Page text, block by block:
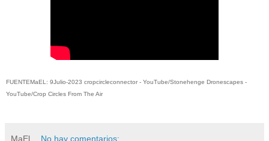
FUENTEMaEL: 9Julio-2023 cropcircleconnector - YouTube/Stonehenge Dronescapes -
YouTube/Crop Circles From The Air
MaEl No hay comentarios: